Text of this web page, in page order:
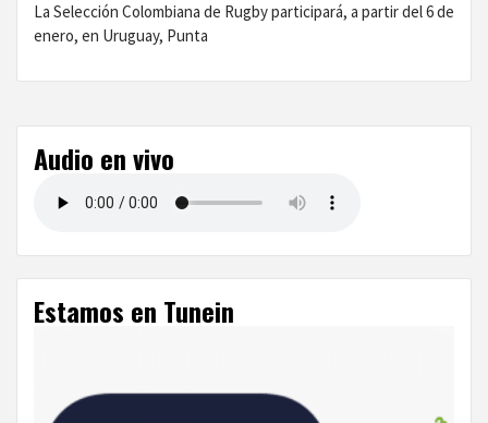
La Selección Colombiana de Rugby participará, a partir del 6 de
enero, en Uruguay, Punta
Audio en vivo
Estamos en Tunein